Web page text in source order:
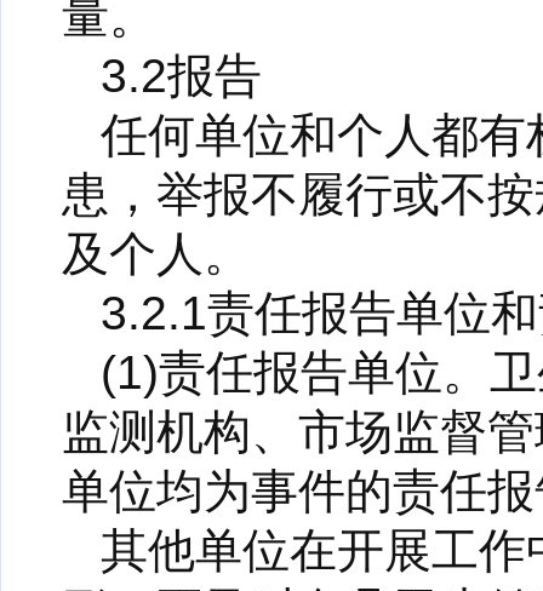
量。
3.2报告
任何单位和个人都
患，举报不履行或不
及个人。
3.2.1责任报告单位
(1)责任报告单位。
监测机构、市场监督
单位均为事件的责任
其他单位在开展工